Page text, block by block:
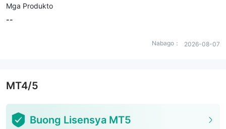
Mga Produkto
--
Nabago： 2026-08-07
MT4/5
Buong Lisensya MT5